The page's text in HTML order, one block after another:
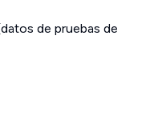
de pruebas de